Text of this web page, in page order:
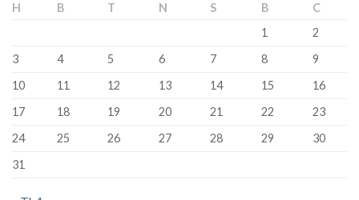
H B T N S B
C
1
2
3
4 5 6 7 8
9
10
11 12 13 14 15
16
17
18 19 20 21 22
23
24
25 26 27 28 29
30
31